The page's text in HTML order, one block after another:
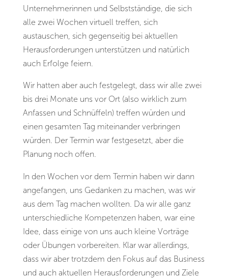
Unternehmerinnen und Selbstständige, die sich
alle zwei Wochen virtuell treffen, sich
austauschen, sich gegenseitig bei aktuellen
Herausforderungen unterstützen und natürlich
auch Erfolge feiern.
Wir hatten aber auch festgelegt, dass wir alle zwei
bis drei Monate uns vor Ort (also wirklich zum
Anfassen und Schnüffeln) treffen würden und
einen gesamten Tag miteinander verbringen
würden. Der Termin war festgesetzt, aber die
Planung noch offen.
In den Wochen vor dem Termin haben wir dann
angefangen, uns Gedanken zu machen, was wir
aus dem Tag machen wollten. Da wir alle ganz
unterschiedliche Kompetenzen haben, war eine
Idee, dass einige von uns auch kleine Vorträge
oder Übungen vorbereiten. Klar war allerdings,
dass wir aber trotzdem den Fokus auf das Business
und auch aktuellen Herausforderungen und Ziele